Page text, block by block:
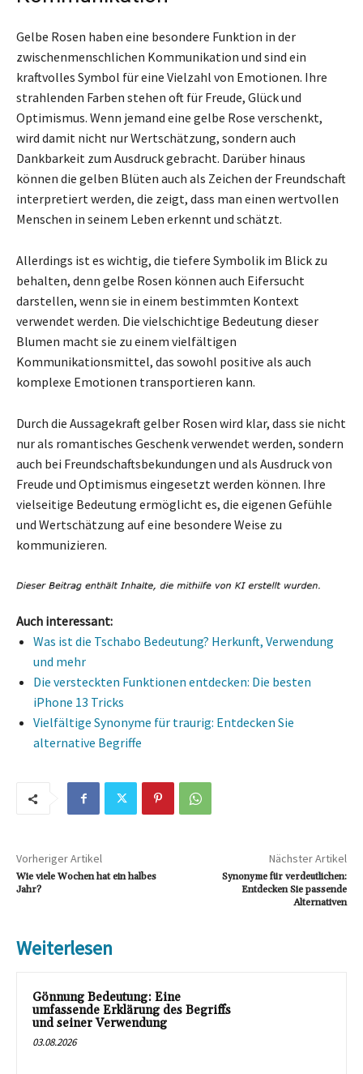
Gelbe Rosen haben eine besondere Funktion in der
zwischenmenschlichen Kommunikation und sind ein
kraftvolles Symbol für eine Vielzahl von Emotionen. Ihre
strahlenden Farben stehen oft für Freude, Glück und
Optimismus. Wenn jemand eine gelbe Rose verschenkt,
wird damit nicht nur Wertschätzung, sondern auch
Dankbarkeit zum Ausdruck gebracht. Darüber hinaus
können die gelben Blüten auch als Zeichen der Freundschaft
interpretiert werden, die zeigt, dass man einen wertvollen
Menschen in seinem Leben erkennt und schätzt.
Allerdings ist es wichtig, die tiefere Symbolik im Blick zu
behalten, denn gelbe Rosen können auch Eifersucht
darstellen, wenn sie in einem bestimmten Kontext
verwendet werden. Die vielschichtige Bedeutung dieser
Blumen macht sie zu einem vielfältigen
Kommunikationsmittel, das sowohl positive als auch
komplexe Emotionen transportieren kann.
Durch die Aussagekraft gelber Rosen wird klar, dass sie nicht
nur als romantisches Geschenk verwendet werden, sondern
auch bei Freundschaftsbekundungen und als Ausdruck von
Freude und Optimismus eingesetzt werden können. Ihre
vielseitige Bedeutung ermöglicht es, die eigenen Gefühle
und Wertschätzung auf eine besondere Weise zu
kommunizieren.
Auch interessant:
Was ist die Tschabo Bedeutung? Herkunft, Verwendung
und mehr
Die versteckten Funktionen entdecken: Die besten
iPhone 13 Tricks
Vielfältige Synonyme für traurig: Entdecken Sie
alternative Begriffe
Vorheriger Artikel
Wie viele Wochen hat ein halbes
Jahr?
Nächster Artikel
Synonyme für verdeutlichen:
Entdecken Sie passende
Alternativen
Weiterlesen
Gönnung Bedeutung: Eine
umfassende Erklärung des Begriffs
und seiner Verwendung
03.08.2026